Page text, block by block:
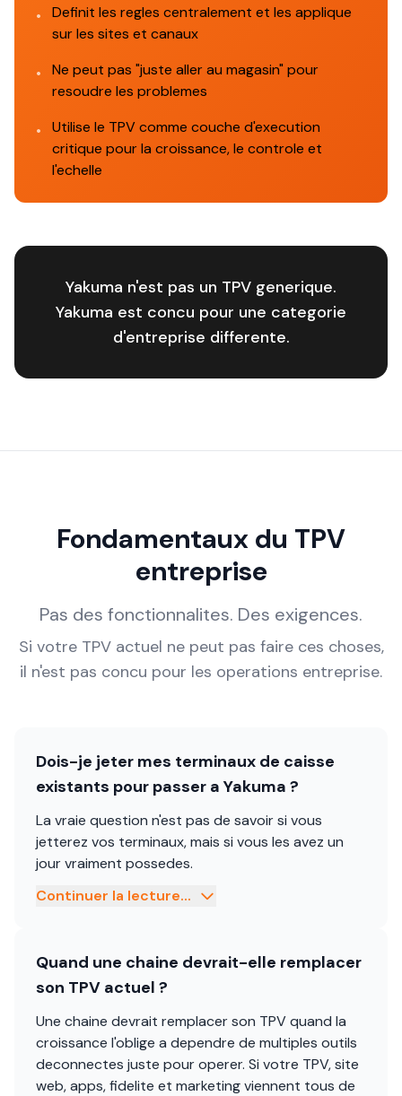
•
Definit les regles centralement et les applique
sur les sites et canaux
•
Ne peut pas "juste aller au magasin" pour
resoudre les problemes
•
Utilise le TPV comme couche d'execution
critique pour la croissance, le controle et
l'echelle
Yakuma n'est pas un TPV generique.
Yakuma est concu pour une categorie
d'entreprise differente.
Fondamentaux du TPV
entreprise
Pas des fonctionnalites. Des exigences.
Si votre TPV actuel ne peut pas faire ces choses,
il n'est pas concu pour les operations entreprise.
Dois-je jeter mes terminaux de caisse
existants pour passer a Yakuma ?
La vraie question n'est pas de savoir si vous
jetterez vos terminaux, mais si vous les avez un
jour vraiment possedes.
Continuer la lecture...
Quand une chaine devrait-elle remplacer
son TPV actuel ?
Une chaine devrait remplacer son TPV quand la
croissance l'oblige a dependre de multiples outils
deconnectes juste pour operer. Si votre TPV, site
web, apps, fidelite et marketing viennent tous de